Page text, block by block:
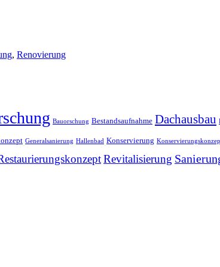
, Renovierung
Bauorschung Bestandsaufnahme Dachausbau
Generalsanierung Hallenbad Konservierung
Revitalisierung